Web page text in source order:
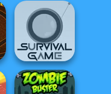
Biker Vs Stylish